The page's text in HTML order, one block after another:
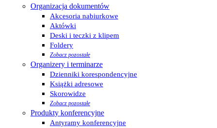
Organizacja dokumentów
Akcesoria nabiurkowe
Aktówki
Deski i teczki z klipem
Foldery
Zobacz pozostałe
Organizery i terminarze
Dzienniki korespondencyjne
Książki adresowe
Skorowidze
Zobacz pozostałe
Produkty konferencyjne
Antyramy konferencyjne